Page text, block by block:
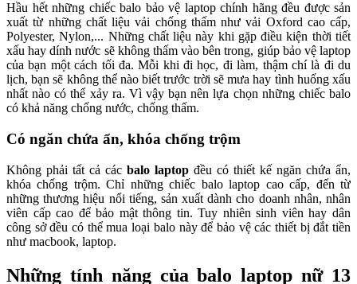
Hầu hết những chiếc balo bảo vệ laptop chính hãng đều được sản
xuất từ những chất liệu vải chống thấm như vải Oxford cao cấp,
Polyester, Nylon,... Những chất liệu này khi gặp điều kiện thời tiết
xấu hay dính nước sẽ không thấm vào bên trong, giúp bảo vệ laptop
của bạn một cách tối đa. Mỗi khi đi học, đi làm, thậm chí là đi du
lịch, bạn sẽ không thể nào biết trước trời sẽ mưa hay tình huống xấu
nhất nào có thể xảy ra. Vì vậy bạn nên lựa chọn những chiếc balo
có khả năng chống nước, chống thấm.
Có ngăn chứa ẩn, khóa chống trộm
Không phải tất cả các balo laptop đều có thiết kế ngăn chứa ẩn,
khóa chống trộm. Chỉ những chiếc balo laptop cao cấp, đến từ
những thương hiệu nổi tiếng, sản xuất dành cho doanh nhân, nhân
viên cấp cao để bảo mật thông tin. Tuy nhiên sinh viên hay dân
công sở đều có thể mua loại balo này để bảo vệ các thiết bị đắt tiền
như macbook, laptop.
Những tính năng của balo laptop nữ 13